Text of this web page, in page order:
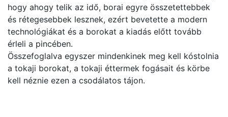
hogy ahogy telik az idő, borai egyre összetettebbek
és rétegesebbek lesznek, ezért bevetette a modern
technológiákat és a borokat a kiadás előtt tovább
érleli a pincében.
Összefoglalva egyszer mindenkinek meg kell kóstolnia
a tokaji borokat, a tokaji éttermek fogásait és körbe
kell néznie ezen a csodálatos tájon.